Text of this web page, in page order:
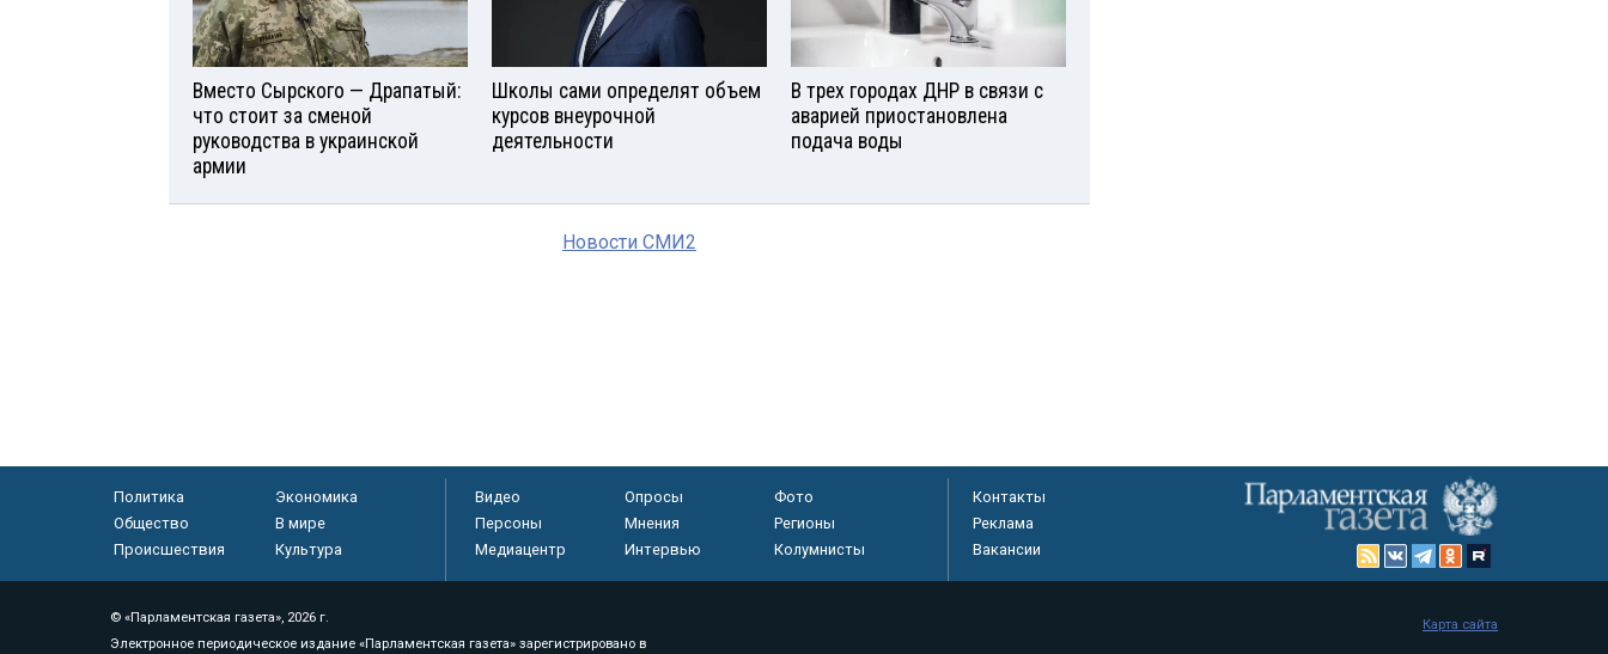
Вместо Сырского — Драпатый:
что стоит за сменой
руководства в украинской
армии
Школы сами определят объем
курсов внеурочной
деятельности
В трех городах ДНР в связи с
аварией приостановлена
подача воды
Новости СМИ2
Политика
Экономика
Общество
В мире
Происшествия
Культура
Видео Опросы
Фото
Персоны
Мнения
Регионы
Медиацентр
Интервью Колумнисты
Контакты
Реклама
Вакансии
© «Парламентская газета», 2026 г.
Электронное периодическое издание «Парламентская газета» зарегистрировано в
Карта сайта